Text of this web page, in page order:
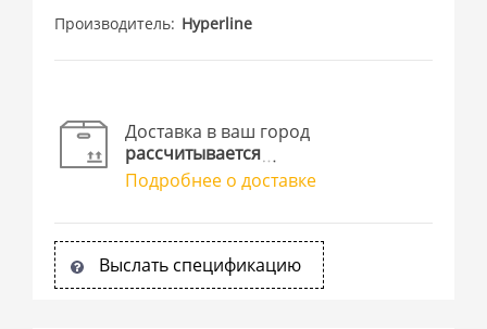
Производитель Hyperline
Доставка в ваш город
рассчитывается
Подробнее о доставке
Выслать спецификацию